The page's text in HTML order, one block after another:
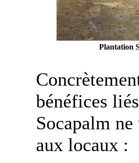
Plantation
bénéfices
Socapalm
aux locaux :